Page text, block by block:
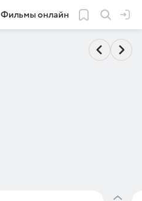
Фильмы онлайн